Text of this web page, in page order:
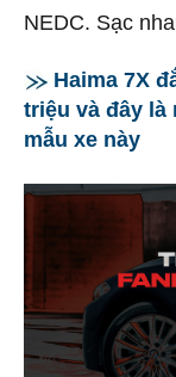
NEDC. Sạc
Haima 7X
triệu và đây là
mẫu xe này